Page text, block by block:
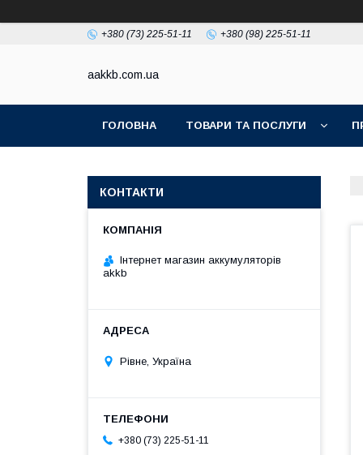
+380 (73) 225-51-11 +380 (98) 225-51-11
aakkb.com.ua
ГОЛОВНА ТОВАРИ ТА ПОСЛУГИ
КОНТАКТИ
Інтернет магазин аккумуляторів
akkb
Рівне, Україна
+380 (73) 225-51-11